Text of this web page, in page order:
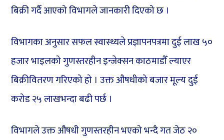
बिक्री गर्दै आएको विभागले जानकारी दिएको छ ।
विभागका अनुसार सफल स्वास्थ्यले प्रज्ञापनपत्रमा दुई लाख ५०
हजार भाइलको गुणस्तरहीन इन्जेक्सन काठमाडौँ ल्याएर
बिक्रीवितरण गरिएको हो । उक्त औषधीको बजार मूल्य दुई
करोड २५ लाखभन्दा बढी पर्छ ।
विभागले उक्त औषधी गुणस्तरहीन भएको भन्दै गत जेठ २०